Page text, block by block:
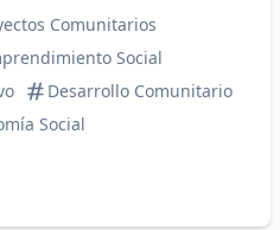
Comunitarios
Social
Desarrollo Comunitario
Social